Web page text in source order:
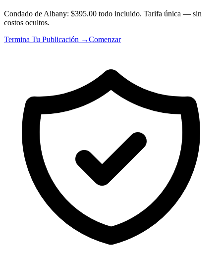
Condado de Albany: $395.00 todo incluido. Tarifa única — sin
costos ocultos.
Termina Tu Publicación →Comenzar